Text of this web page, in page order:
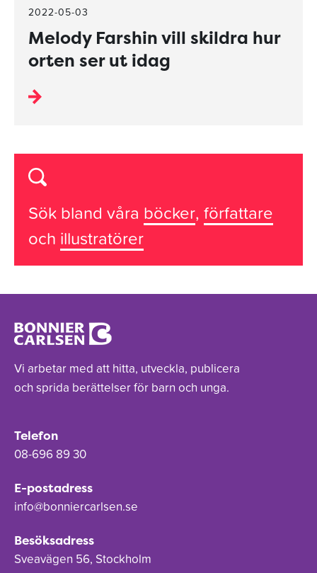
2022-05-03
Melody Farshin vill skildra hur
orten ser ut idag
Sök bland våra böcker, författare
och illustratörer
Vi arbetar med att hitta, utveckla, publicera
och sprida berättelser för barn och unga.
Telefon
08-696 89 30
E-postadress
info@bonniercarlsen.se
Besöksadress
Sveavägen 56, Stockholm